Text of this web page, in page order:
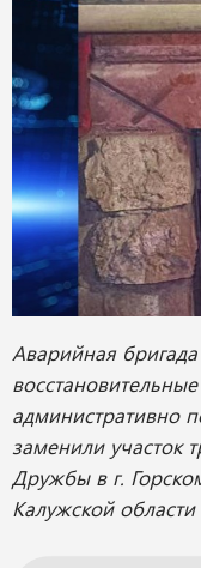
Аварийная
административно
заменили участок
Дружбы в г.
Калужской